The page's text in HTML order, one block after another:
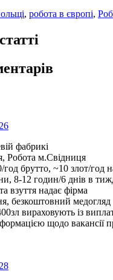
, робота в європі,
фабрикі
Робота м.Свідниця
год брутто, ~10 злот/год
8-12 годин/6 днів в
взуття надає фірма
безкоштовний медогляд
вираховують із
щодо вакансії